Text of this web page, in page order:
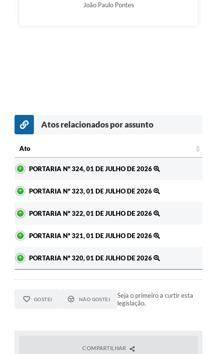
João Paulo Pontes
Atos relacionados por assunto
Ato
PORTARIA Nº 324, 01 DE JULHO DE 2026
PORTARIA Nº 323, 01 DE JULHO DE 2026
PORTARIA Nº 322, 01 DE JULHO DE 2026
PORTARIA Nº 321, 01 DE JULHO DE 2026
PORTARIA Nº 320, 01 DE JULHO DE 2026
GOSTEI NÃO GOSTEI
Seja o primeiro a curtir esta
legislação.
COMPARTILHAR